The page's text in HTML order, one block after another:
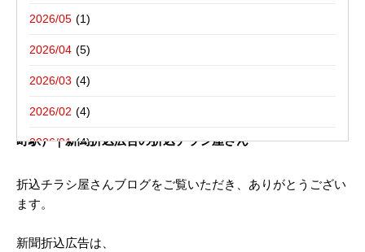
栃木県宇都宮市－折込プラン例のご紹介
東京都八王子市－折込プラン例のご紹介
2026/05
2026/04
2026/03
2026/02
2026/01
2025/10
2025/08
一括でお受けする折込チラシ屋さんブ
新聞折込チラシ配布 ご参考広告プラン （ 宮城県／ JR 長
町駅）｜新聞折込広告の折込チラシ屋さん
折込チラシ屋さんブログをご覧いただき、ありがとうござい
ます。
新聞折込広告は、